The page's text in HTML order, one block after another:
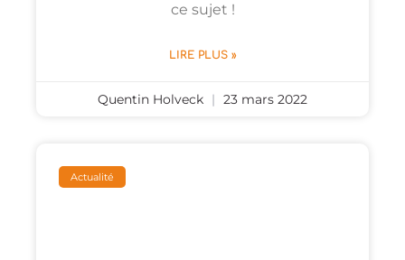
ce sujet !
LIRE PLUS »
Quentin Holveck 23 mars 2022
Actualité